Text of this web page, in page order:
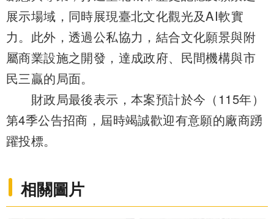
展示場域，同時展現臺北文化觀光及AI軟實
力。此外，透過公私協力，結合文化願景與附
屬商業設施之開發，達成政府、民間機構與市
民三贏的局面。
財政局最後表示，本案預計於今（115年）
第4季公告招商，屆時竭誠歡迎有意願的廠商踴
躍投標。
相關圖片